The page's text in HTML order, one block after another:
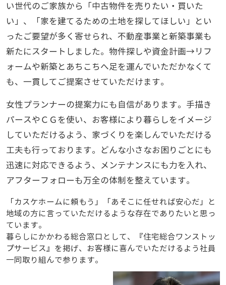
い世代のご家族から「中古物件を売りたい・買いた
い」、「家を建てるための土地を探してほしい」とい
ったご要望が多く寄せられ、不動産事業と新築事業も
新たにスタートしました。物件探しや資金計画→リフ
ォームや新築とあちこちへ足を運んでいただかなくて
も、一貫してご提案させていただけます。
女性プランナーの提案力にも自信があります。手描き
パースやＣＧを使い、お客様により暮らしをイメージ
していただけるよう、家づくりを楽しんでいただける
工夫も行っております。どんな小さなお困りごとにも
迅速に対応できるよう、メンテナンスにも力を入れ、
アフターフォローも万全の体制を整えています。
「カスケホームに頼もう」「あそこに任せれば安心だ」と
地域の方に言っていただけるような存在でありたいと思っ
ています。
暮らしにかかわる総合窓口として、『住宅総合ワンストッ
プサービス』を掲げ、お客様に喜んでいただけるよう社員
一同取り組んで参ります。